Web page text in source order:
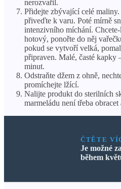
nerozvařil.
Přidejte zbývající celé
přiveďte k varu. Poté mírně
intenzivního míchání.
hotový, ponořte do něj
pokud se vytvoří velká,
připraven. Malé, časté kapky
minut.
Odstraňte džem z ohně,
promíchejte lžící.
Nalijte produkt do sterilních
marmeládu není třeba
ČTĚTE
Je možné
během